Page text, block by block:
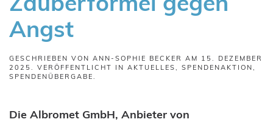
Angst
GESCHRIEBEN VON ANN-SOPHIE BECKER AM 15. DEZEMBER
2025
. VERÖFFENTLICHT IN AKTUELLES SPENDENAKTION
SPENDENÜBERGABE
Die Albromet GmbH, Anbieter von